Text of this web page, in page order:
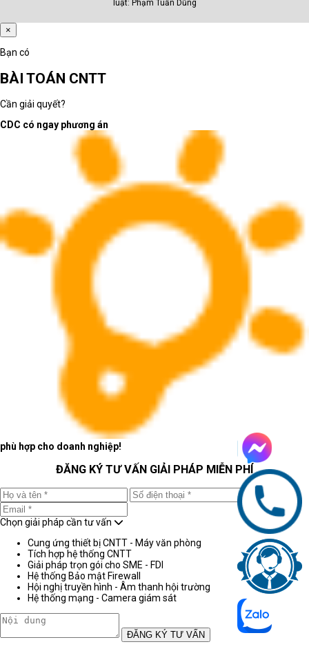
luật: Phạm Tuấn Dũng
×
Bạn có
BÀI TOÁN CNTT
Cần giải quyết?
CDC có ngay phương án
phù hợp cho doanh nghiệp!
ĐĂNG KÝ TƯ VẤN GIẢI PHÁP MIỄN PHÍ
Chọn giải pháp cần tư vấn
Cung ứng thiết bị CNTT - Máy văn phòng
Tích hợp hệ thống CNTT
Giải pháp trọn gói cho SME - FDI
Hệ thống Bảo mật Firewall
Hội nghị truyền hình - Âm thanh hội trường
Hệ thống mạng - Camera giám sát
ĐĂNG KÝ TƯ VẤN